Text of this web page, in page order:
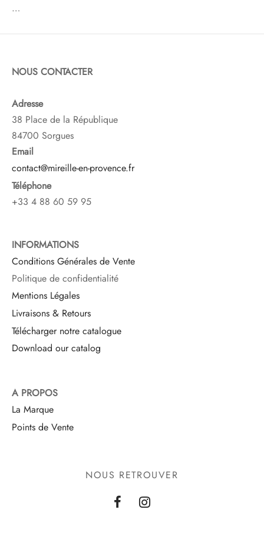
…
NOUS CONTACTER
Adresse
38 Place de la République
84700 Sorgues
Email
contact@mireille-en-provence.fr
Téléphone
+33 4 88 60 59 95
INFORMATIONS
Conditions Générales de Vente
Politique de confidentialité
Mentions Légales
Livraisons & Retours
Télécharger notre catalogue
Download our catalog
A PROPOS
La Marque
Points de Vente
NOUS RETROUVER